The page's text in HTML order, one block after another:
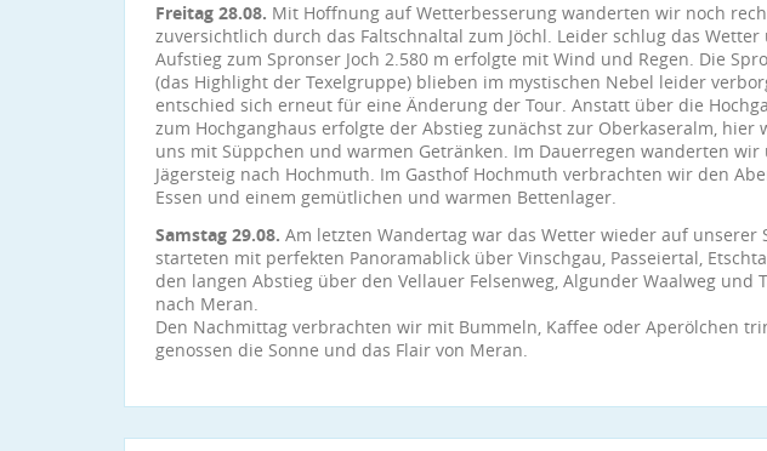
Freitag 28.08. Mit Hoffnung auf Wetterbesserung wanderten wir noch
zuversichtlich durch das Faltschnaltal zum Jöchl. Leider schlug das Wetter
Aufstieg zum Spronser Joch 2.580 m erfolgte mit Wind und Regen. Die
(das Highlight der Texelgruppe) blieben im mystischen Nebel leider
entschied sich erneut für eine Änderung der Tour. Anstatt über die
zum Hochganghaus erfolgte der Abstieg zunächst zur Oberkaseralm, hier
uns mit Süppchen und warmen Getränken. Im Dauerregen wanderten wir
Jägersteig nach Hochmuth. Im Gasthof Hochmuth verbrachten wir den
Essen und einem gemütlichen und warmen Bettenlager.
Samstag 29.08. Am letzten Wandertag war das Wetter wieder auf unserer
starteten mit perfekten Panoramablick über Vinschgau, Passeiertal,
den langen Abstieg über den Vellauer Felsenweg, Algunder Waalweg und
nach Meran.
Den Nachmittag verbrachten wir mit Bummeln, Kaffee oder Aperölchen
genossen die Sonne und das Flair von Meran.